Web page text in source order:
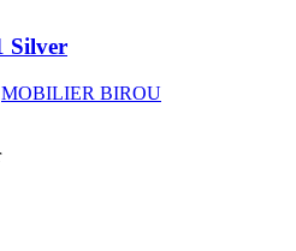
Silver
MOBILIER BIROU